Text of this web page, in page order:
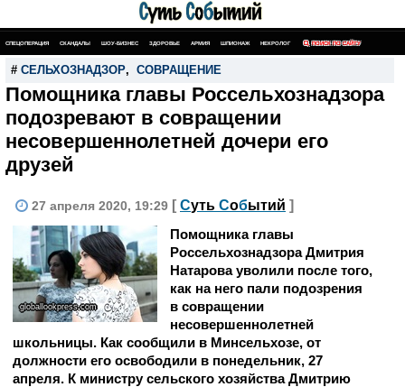
СПЕЦОПЕРАЦИЯ СКАНДАЛЫ ШОУ-БИЗНЕС ЗДОРОВЬЕ АРМИЯ ШПИОНАЖ НЕКРОЛОГ ПОИСК ПО САЙТУ
# СЕЛЬХОЗНАДЗОР, СОВРАЩЕНИЕ
Помощника главы Россельхознадзора
подозревают в совращении
несовершеннолетней дочери его
друзей
27 апреля 2020, 19:29 [ Суть Событий ]
globallookpress.com
Помощника главы
Россельхознадзора Дмитрия
Натарова уволили после того,
как на него пали подозрения
в совращении
несовершеннолетней
школьницы. Как сообщили в Минсельхозе, от
должности его освободили в понедельник, 27
апреля. К министру сельского хозяйства Дмитрию